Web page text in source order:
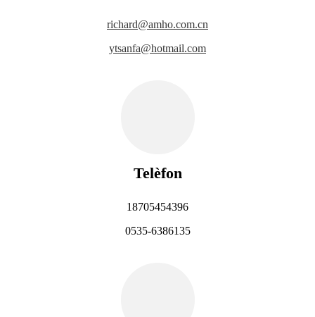
richard@amho.com.cn
ytsanfa@hotmail.com
Telèfon
18705454396
0535-6386135